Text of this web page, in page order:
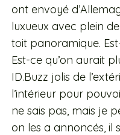
ont envoyé
luxueux avec plein
toit panoramique.
Est-ce qu’on aurait
ID.Buzz jolis de
l’intérieur pour
ne sais pas, mais je
on les a annoncés, il